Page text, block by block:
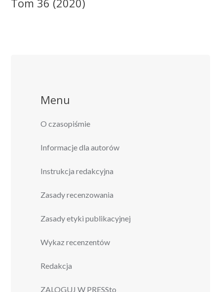
Menu
O czasopiśmie
Informacje dla autorów
Instrukcja redakcyjna
Zasady recenzowania
Zasady etyki publikacyjnej
Wykaz recenzentów
Redakcja
ZALOGUJ W PRESSto